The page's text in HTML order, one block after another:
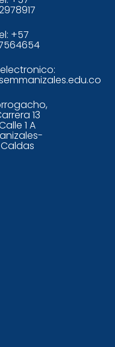
+57
13
1 A
Caldas